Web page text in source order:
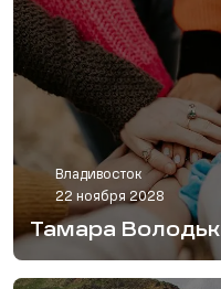
Владивосток
22 ноября 2028
Тамара